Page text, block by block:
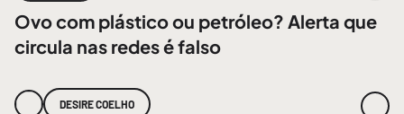
Ovo com plástico ou petróleo? Alerta que
circula nas redes é falso
DESIRE COELHO